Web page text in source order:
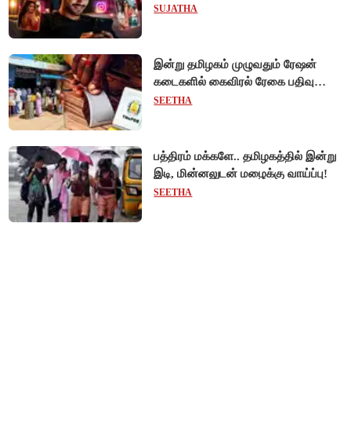
மாற்றியமைக்கலாம்!
SUJATHA
இன்று தமிழகம் முழுவதும் ரேஷன்
கடைகளில் கைவிரல் ரேகை பதிவு
சிறப்பு முகாம்!
SEETHA
பத்திரம் மக்களே.. தமிழகத்தில் இன்று
இடி, மின்னலுடன் மழைக்கு வாய்ப்பு!
SEETHA